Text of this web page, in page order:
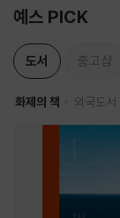
예스 PICK
도서 중고샵
화제의 책 외국도서